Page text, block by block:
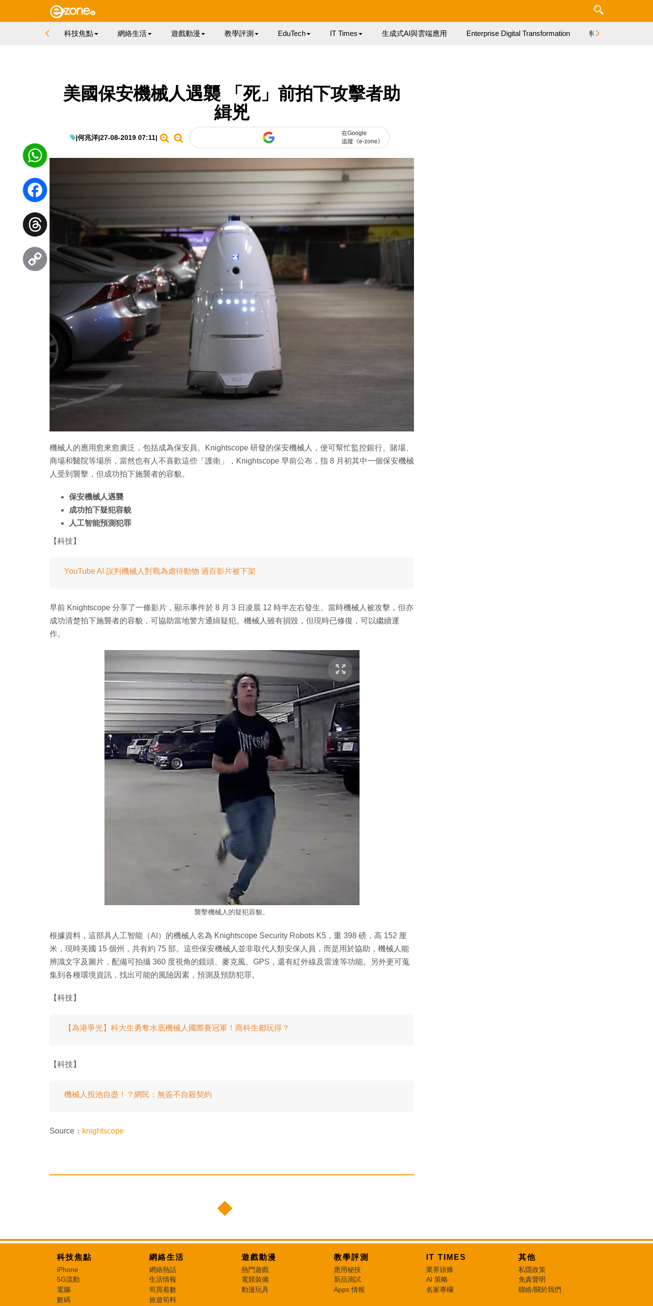
科技焦點 網絡生活 遊戲動漫 教學評測 EduTech IT Times 生成式AI與雲端應用 Enterprise Digital Transformation 特集
美國保安機械人遇襲 「死」前拍下攻擊者助
緝兇
|何兆洋|27-08-2019 07:11|
在Google
追蹤《e-zone》
機械人的應用愈來愈廣泛，包括成為保安員。Knightscope 研發的保安機械人，便可幫忙監控銀行、賭場、
商場和醫院等場所，當然也有人不喜歡這些「護衛」，Knightscope 早前公布，指 8 月初其中一個保安機械
人受到襲擊，但成功拍下施襲者的容貌。
保安機械人遇襲
成功拍下疑犯容貌
人工智能預測犯罪
【科技】
YouTube AI 誤判機械人對戰為虐待動物 過百影片被下架
早前 Knightscope 分享了一條影片，顯示事件於 8 月 3 日凌晨 12 時半左右發生。當時機械人被攻擊，但亦
成功清楚拍下施襲者的容貌，可協助當地警方通緝疑犯。機械人雖有損毀，但現時已修復，可以繼續運
作。
襲擊機械人的疑犯容貌。
根據資料，這部具人工智能（AI）的機械人名為 Knightscope Security Robots K5，重 398 磅，高 152 厘
米，現時美國 15 個州，共有約 75 部。這些保安機械人並非取代人類安保人員，而是用於協助，機械人能
辨識文字及圖片，配備可拍攝 360 度視角的鏡頭、麥克風、GPS，還有紅外線及雷達等功能。另外更可蒐
集到各種環境資訊，找出可能的風險因素，預測及預防犯罪。
【科技】
【為港爭光】科大生勇奪水底機械人國際賽冠軍！商科生都玩得？
【科技】
機械人投池自盡！？網民：無簽不自殺契約
Source： knightscope
WhatsApp
Facebook
Threads
Copy
科技焦點
iPhone
5G流動
電腦
數碼
網絡生活
網絡熱話
生活情報
筍買着數
旅遊筍料
遊戲動漫
熱門遊戲
電競裝備
動漫玩具
教學評測
應用秘技
新品測試
Apps 情報
IT TIMES
業界頭條
AI 策略
名家專欄
其他
私隱政策
免責聲明
聯絡/關於我們